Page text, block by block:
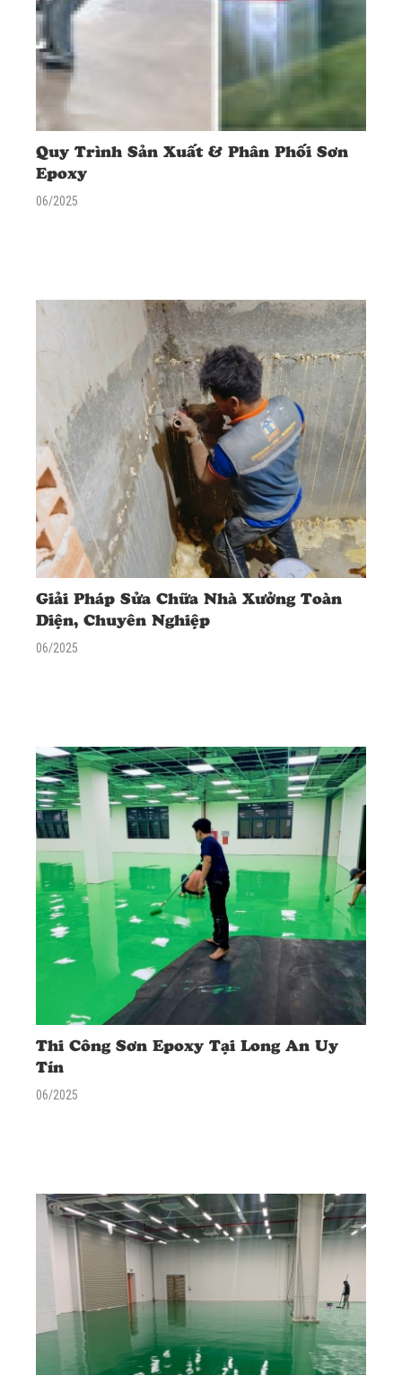
Quy Trình Sản Xuất & Phân Phối Sơn
Epoxy
06/2025
công, chia sẻ kiến thức giúp bạn chọn đúng vật liệu và nhà thầu.
Giải Pháp Sửa Chữa Nhà Xưởng Toàn
Diện, Chuyên Nghiệp
06/2025
phục tận gốc.</span></p> </div>
Thi Công Sơn Epoxy Tại Long An Uy
Tín
06/2025
cam kết chất lượng, tiến độ và báo giá tốt nhất. Khảo sát miễn
phí!</span></p> </div>